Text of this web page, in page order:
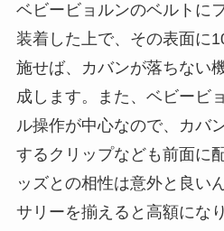
ベビービョルンのベルトに
装着した上で、その表面に
施せば、カバンが落ちない
成します。また、ベビービ
ル操作が中心なので、カバ
するクリップなども前面に
ッズとの相性は意外と良い
サリーを揃えると高額にな